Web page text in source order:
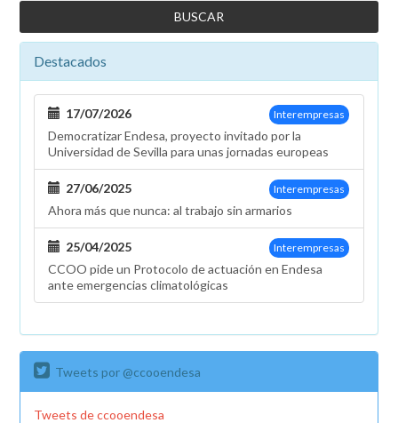
Destacados
Interempresas
17/07/2026
Democratizar Endesa, proyecto invitado por la
Universidad de Sevilla para unas jornadas europeas
Interempresas
27/06/2025
Ahora más que nunca: al trabajo sin armarios
Interempresas
25/04/2025
CCOO pide un Protocolo de actuación en Endesa
ante emergencias climatológicas
Tweets por @ccooendesa
Tweets de ccooendesa